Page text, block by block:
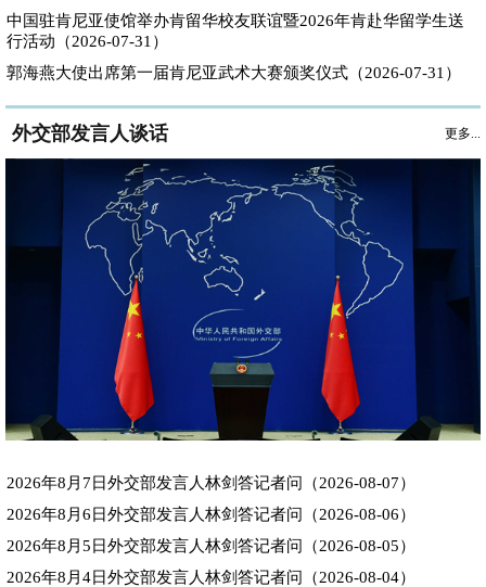
中国驻肯尼亚使馆举办肯留华校友联谊暨2026年肯赴华留学生送
行活动（2026-07-31）
郭海燕大使出席第一届肯尼亚武术大赛颁奖仪式（2026-07-31）
外交部发言人谈话 更多...
2026年8月7日外交部发言人林剑答记者问（2026-08-07）
2026年8月6日外交部发言人林剑答记者问（2026-08-06）
2026年8月5日外交部发言人林剑答记者问（2026-08-05）
2026年8月4日外交部发言人林剑答记者问（2026-08-04）